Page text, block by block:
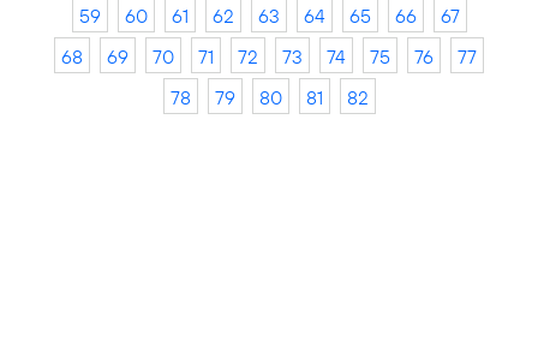
59
60 61 62 63 64 65 66
67
68
69 70 71 72 73 74 75 76
77
78
79 80 81 82